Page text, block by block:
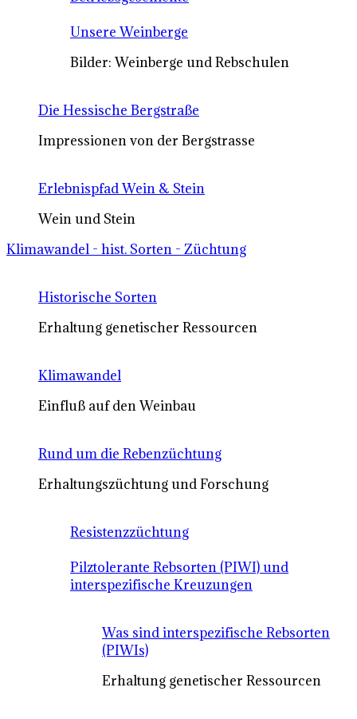
Unsere Weinberge
Bilder: Weinberge und Rebschulen
Die Hessische Bergstraße
Impressionen von der Bergstrasse
Erlebnispfad Wein & Stein
Wein und Stein
Klimawandel - hist. Sorten - Züchtung
Historische Sorten
Erhaltung genetischer Ressourcen
Klimawandel
Einfluß auf den Weinbau
Rund um die Rebenzüchtung
Erhaltungszüchtung und Forschung
Resistenzzüchtung
Pilztolerante Rebsorten (PIWI) und
interspezifische Kreuzungen
Was sind interspezifische Rebsorten
(PIWIs)
Erhaltung genetischer Ressourcen